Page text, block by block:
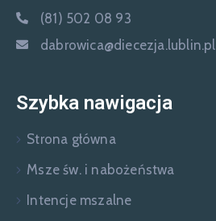
(81) 502 08 93
dabrowica@diecezja.lublin.pl
Szybka nawigacja
Strona główna
Msze św. i nabożeństwa
Intencje mszalne